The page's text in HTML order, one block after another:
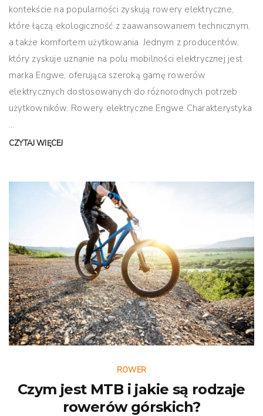
kontekście na popularności zyskują rowery elektryczne,
które łączą ekologiczność z zaawansowaniem technicznym,
a także komfortem użytkowania. Jednym z producentów,
który zyskuje uznanie na polu mobilności elektrycznej jest
marka Engwe, oferująca szeroką gamę rowerów
elektrycznych dostosowanych do różnorodnych potrzeb
użytkowników. Rowery elektryczne Engwe Charakterystyka
...
CZYTAJ WIĘCEJ
ROWER
Czym jest MTB i jakie są rodzaje
rowerów górskich?